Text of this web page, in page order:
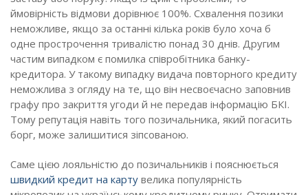
ймовірність відмови дорівнює 100%. Схвалення позики
неможливе, якщо за останні кілька років було хоча б
одне прострочення тривалістю понад 30 днів. Другим
частим випадком є ​​помилка співробітника банку-
кредитора. У такому випадку видача повторного кредиту
неможлива з огляду на те, що він несвоєчасно заповнив
графу про закриття угоди й не передав інформацію БКІ.
Тому репутація навіть того позичальника, який погасить
борг, може залишитися зіпсованою.
Саме цією лояльністю до позичальників і пояснюється
швидкий кредит на карту велика популярність